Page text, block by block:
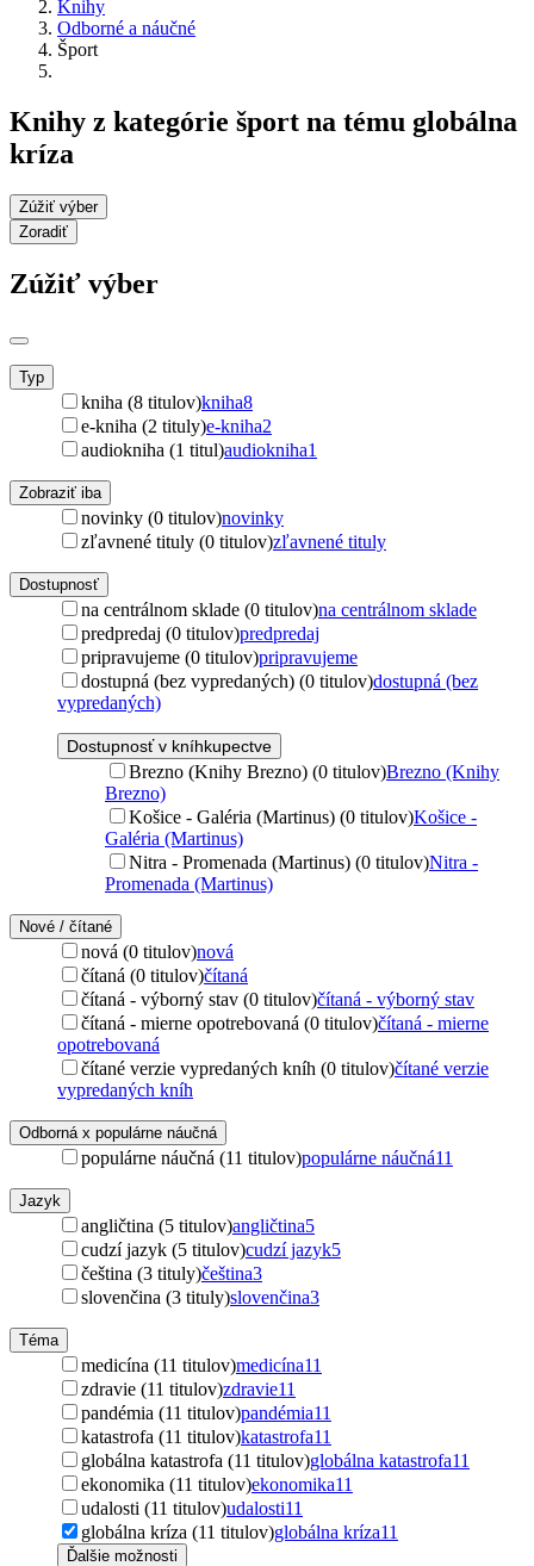
Knihy
Odborné a náučné
Šport
Knihy z kategórie šport na tému globálna
kríza
Zúžiť výber
Zoradiť
Zúžiť výber
Typ
kniha (8 titulov)kniha8
e-kniha (2 tituly)e-kniha2
audiokniha (1 titul)audiokniha1
Zobraziť iba
novinky (0 titulov)novinky
zľavnené tituly (0 titulov)zľavnené tituly
Dostupnosť
na centrálnom sklade (0 titulov)na centrálnom sklade
predpredaj (0 titulov)predpredaj
pripravujeme (0 titulov)pripravujeme
dostupná (bez vypredaných) (0 titulov)dostupná (bez
vypredaných)
Dostupnosť v kníhkupectve
Brezno (Knihy Brezno) (0 titulov)Brezno (Knihy
Brezno)
Košice - Galéria (Martinus) (0 titulov)Košice -
Galéria (Martinus)
Nitra - Promenada (Martinus) (0 titulov)Nitra -
Promenada (Martinus)
Nové / čítané
nová (0 titulov)nová
čítaná (0 titulov)čítaná
čítaná - výborný stav (0 titulov)čítaná - výborný stav
čítaná - mierne opotrebovaná (0 titulov)čítaná - mierne
opotrebovaná
čítané verzie vypredaných kníh (0 titulov)čítané verzie
vypredaných kníh
Odborná x populárne náučná
populárne náučná (11 titulov)populárne náučná11
Jazyk
angličtina (5 titulov)angličtina5
cudzí jazyk (5 titulov)cudzí jazyk5
čeština (3 tituly)čeština3
slovenčina (3 tituly)slovenčina3
Téma
medicína (11 titulov)medicína11
zdravie (11 titulov)zdravie11
pandémia (11 titulov)pandémia11
katastrofa (11 titulov)katastrofa11
globálna katastrofa (11 titulov)globálna katastrofa11
ekonomika (11 titulov)ekonomika11
udalosti (11 titulov)udalosti11
globálna kríza (11 titulov)globálna kríza11
Ďalšie možnosti